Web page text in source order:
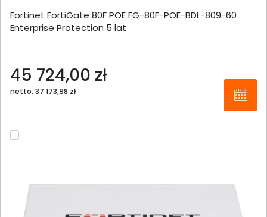
Fortinet FortiGate 80F POE FG-80F-POE-BDL-809-60
Enterprise Protection 5 lat
45 724,00 zł
netto: 37 173,98 zł